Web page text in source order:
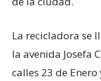
La recicladora se
la avenida Josefa
calles 23 de